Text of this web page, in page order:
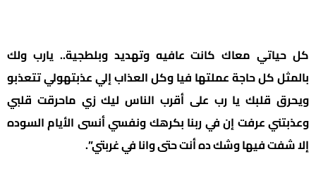
كل حياتي معاك كانت عافيه وتهديد وبلطجية.. يارب ولك
بالمثل كل حاجة عملتها فيا وكل العذاب إلي عذبتهولي تتعذبو
ويحرق قلبك يا رب على أقرب الناس ليك زي ماحرقت قلبي
وعذبتني عرفت إن في ربنا بكرهك ونفسي أنسى الأيام السوده
إلا شفت فيها وشك ده أنت حتى وانا في غربتي”.